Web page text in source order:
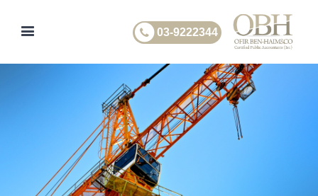
03-9222344